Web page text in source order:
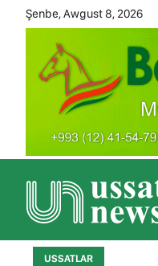
Şenbe, Awgust 8, 2026
USSATLAR